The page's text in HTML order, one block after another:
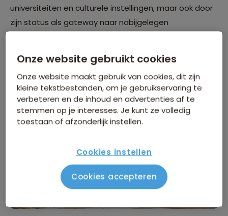
universiteiten en culturele instellingen, maar ook door
zijn status als gateway naar nabijgelegen
toeristisch centrum.
Onze website gebruikt cookies
Onze website maakt gebruik van cookies, dit zijn
kleine tekstbestanden, om je gebruikservaring te
verbeteren en de inhoud en advertenties af te
stemmen op je interesses. Je kunt ze volledig
toestaan of afzonderlijk instellen.
Cookies instellen
Cookies accepteren